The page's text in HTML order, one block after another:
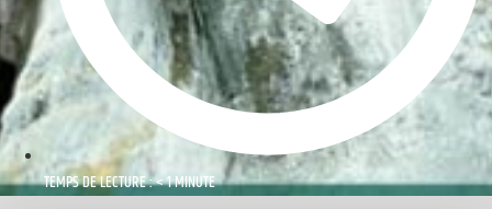
TEMPS DE LECTURE : < 1 MINUTE